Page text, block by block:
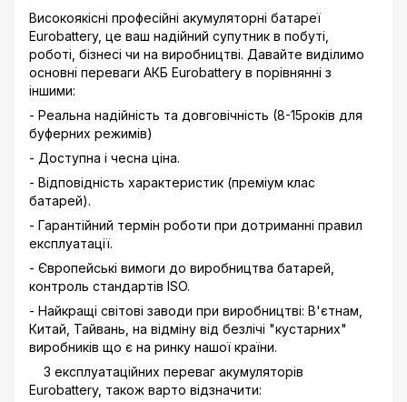
Високоякісні професійні акумуляторні батареї
Eurobattery, це ваш надійний супутник в побуті,
роботі, бізнесі чи на виробництві. Давайте виділимо
основні переваги АКБ Eurobattery в порівнянні з
іншими:
- Реальна надійність та довговічність (8-15років для
буферних режимів)
- Доступна і чесна ціна.
- Відповідність характеристик (преміум клас
батарей).
- Гарантійний термін роботи при дотриманні правил
експлуатації.
- Європейські вимоги до виробництва батарей,
контроль стандартів ISO.
- Найкращі світові заводи при виробництві: В'єтнам,
Китай, Тайвань, на відміну від безлічі "кустарних"
виробників що є на ринку нашої країни.
З експлуатаційних переваг акумуляторів
Eurobattery, також варто відзначити: